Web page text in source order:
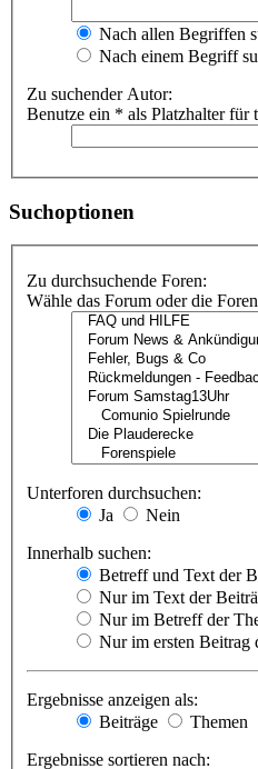
Nach allen Begriffen
Nach einem Begriff
Zu suchender Autor:
Benutze ein * als Platzhalter für
Suchoptionen
Zu durchsuchende Foren:
Wähle das Forum oder die
Unterforen durchsuchen:
Ja
Nein
Innerhalb suchen:
Betreff und Text der
Nur im Text der
Nur im Betreff der
Nur im ersten Beitrag
Ergebnisse anzeigen als:
Beiträge
Themen
Ergebnisse sortieren nach: